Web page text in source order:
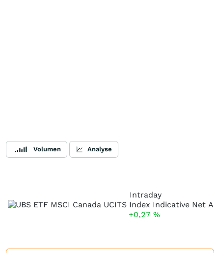
Volumen Analyse
Intraday
+0,27 %